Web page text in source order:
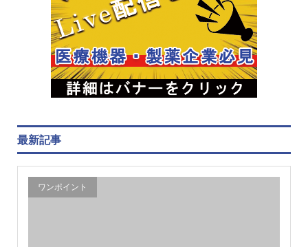
最新記事
ワンポイント